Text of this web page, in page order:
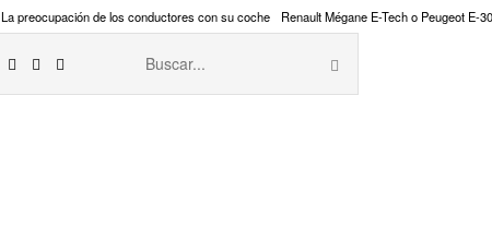
La preocupación de los conductores con su coche Renault Mégane E-Tech o Peugeot E-